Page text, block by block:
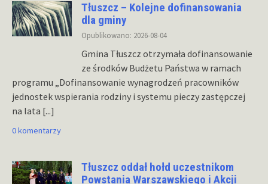
Tłuszcz – Kolejne dofinansowania
dla gminy
Opublikowano: 2026-08-04
Gmina Tłuszcz otrzymała dofinansowanie
ze środków Budżetu Państwa w ramach
programu „Dofinansowanie wynagrodzeń pracowników
jednostek wspierania rodziny i systemu pieczy zastępczej
na lata [...]
0 komentarzy
Tłuszcz oddał hołd uczestnikom
Powstania Warszawskiego i Akcji